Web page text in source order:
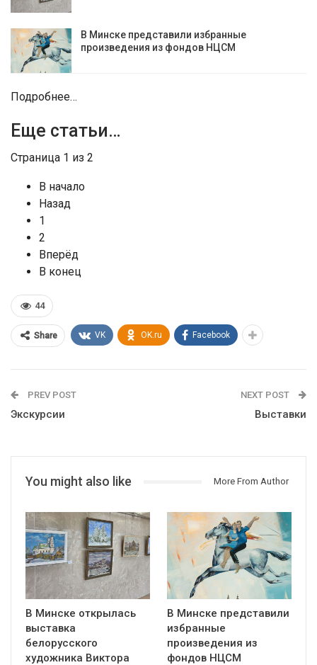
В Минске представили избранные
произведения из фондов НЦСМ
Подробнее…
Еще статьи…
Страница 1 из 2
В начало
Назад
1
2
Вперёд
В конец
44
Share VK OK.ru Facebook
PREV POST
Экскурсии
NEXT POST
Выставки
You might also like More From Author
В Минске открылась
выставка
белорусского
художника Виктора
В Минске представили
избранные
произведения из
фондов НЦСМ